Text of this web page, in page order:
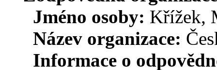
Jméno osoby: Křížek,
Název organizace:
Informace o